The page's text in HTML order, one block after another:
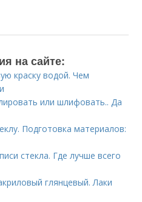
на сайте:
краску водой. Чем
или шлифовать.. Да
Подготовка материалов:
стекла. Где лучше всего
глянцевый. Лаки